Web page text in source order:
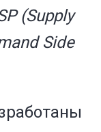
(Supply
Side